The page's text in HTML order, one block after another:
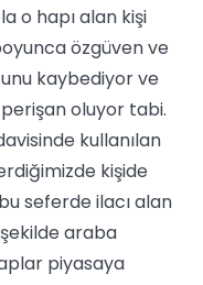
o hapı alan kişi
özgüven ve
kaybediyor ve
oluyor tabi.
kullanılan
kişide
seferde ilacı alan
araba
piyasaya